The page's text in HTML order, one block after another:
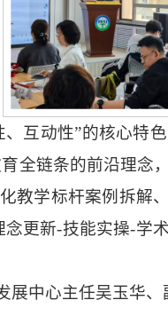
互动性”的核心特
全链条的前沿理念
教学标杆案例拆解
更新-技能实操-学
中心主任吴玉华